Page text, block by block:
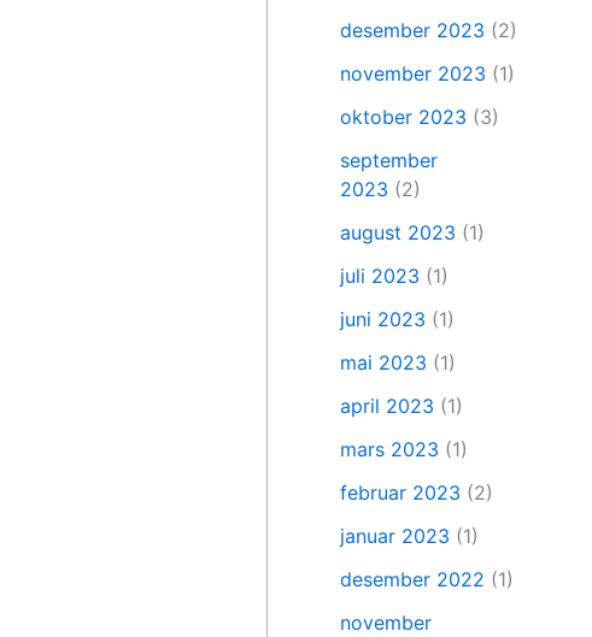
desember 2023 (2)
november 2023 (1)
oktober 2023 (3)
september
2023 (2)
august 2023 (1)
juli 2023 (1)
juni 2023 (1)
mai 2023 (1)
april 2023 (1)
mars 2023 (1)
februar 2023 (2)
januar 2023 (1)
desember 2022 (1)
november